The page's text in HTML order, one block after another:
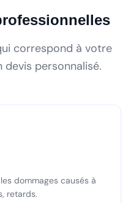
correspond à votre
personnalisé.
dommages causés à
retards.